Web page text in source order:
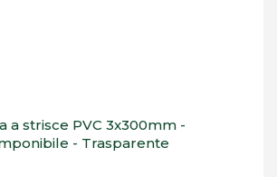
a strisce PVC 3x300mm -
- Trasparente